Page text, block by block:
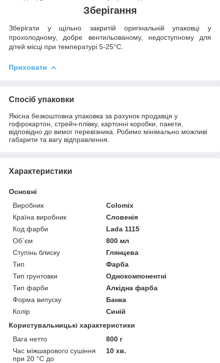
Зберігання
Зберігати у щільно закритій оригінальній упаковці у
прохолодному, добре вентильованому, недоступному для
дітей місці при температурі 5-25°C.
Приховати
Спосіб упаковки
Якісна безкоштовна упаковка за рахунок продавця у
гофрокартон, стрейч-плівку, картонні коробки, пакети,
відповідно до вимог перевізника. Робимо мінімально можливі
габарити та вагу відправлення.
Характеристики
Основні
Виробник
Colomix
Країна виробник
Словенія
Код фарби
Lada 1115
Об`єм
800 мл
Ступінь блиску
Глянцева
Тип
Фарба
Тип грунтовки
Однокомпонентні
Тип фарби
Алкідна фарба
Форма випуску
Банка
Колір
Синій
Користувальницькі характеристики
Вага нетто
800 г
Час міжшарового сушіння
при 20 °C до
10 хв.